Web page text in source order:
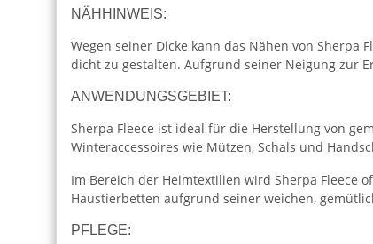
NÄHHINWEIS:
Wegen seiner Dicke kann das Nähen von
dicht zu gestalten. Aufgrund seiner Neigung zur
ANWENDUNGSGEBIET:
Sherpa Fleece ist ideal für die Herstellung von
Winteraccessoires wie Mützen, Schals und
Im Bereich der Heimtextilien wird Sherpa Fleece
Haustierbetten aufgrund seiner weichen,
PFLEGE: